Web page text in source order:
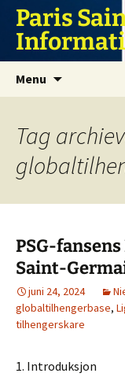
naar
inhoud
Paris
Menu
Tag
PSG-
Saint-
juni 24, 2024
globaltilhengerbase,
tilhengerskare
1. Introduksjon